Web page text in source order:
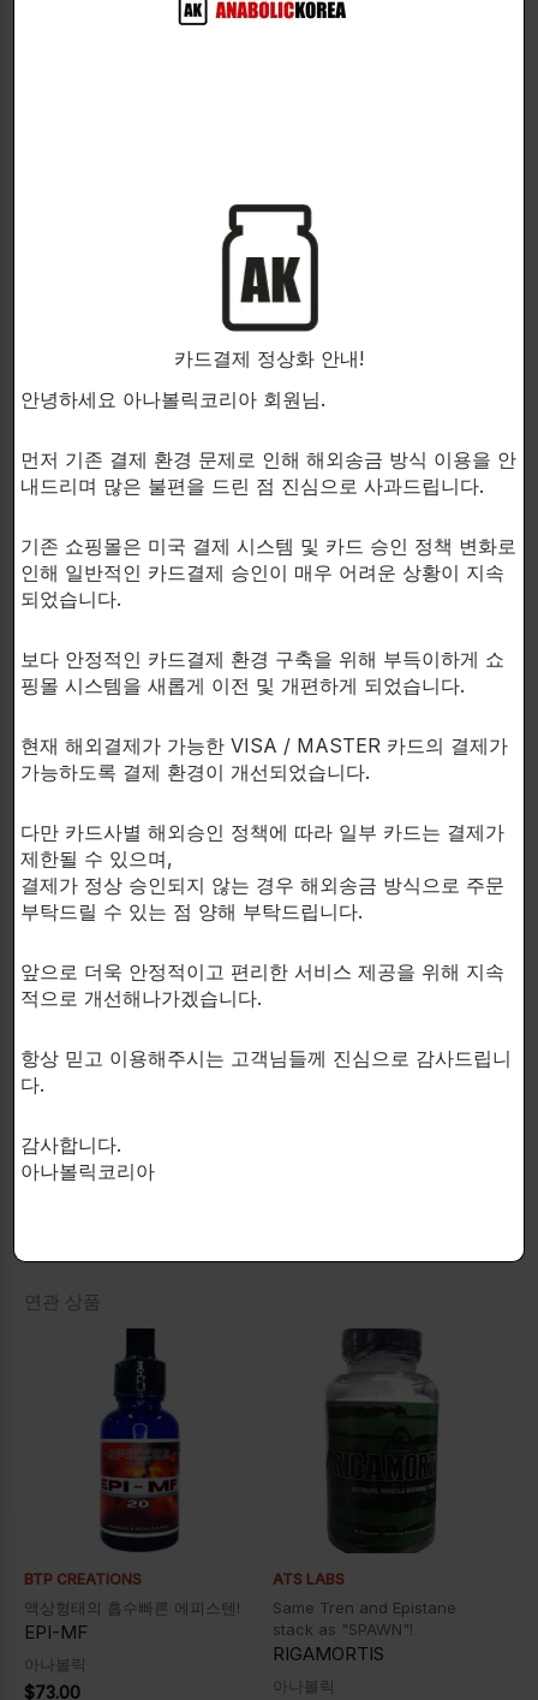
TB500의 각 캡슐에는 각각 자연적으로 발생하는 Ac-
SDkP와 Ac-LKKTETQ가 혼합되어 있습니다.
근육 성장과 회복을 촉진하는 반면 Ac-SDP는 조직 재
TB500은 최고 품질의 의약품 등급 성분만을 사용하여
제조되며, 순수성과 효능을 보장하기 위해 FDA 등록 시
TB500의 잠재적인 이점을 완전히 이해하기 위해서는
더 많은 연구가 필요하지만, 조직 재생, 면역 기능, 심혈
수 있습니다.
이 강력한 혼합물의 잠재적 이점을 살펴보십시오. 지금
바로 주문하시고 이 제품이 무엇을 도와드릴 수 있는지
복용 방법:
연관 상품
BTP CREATIONS
액상형태의 흡수빠른 에피스텐!
EPI-MF
아나볼릭
$73.00
ATS LABS
Same Tren and Epistane
stack as "SPAWN"!
RIGAMORTIS
아나볼릭
카드결제 정상화 안내!
안녕하세요 아나볼릭코리아 회원님.
먼저 기존 결제 환경 문제로 인해 해외송금 방식 이용을 안
내드리며 많은 불편을 드린 점 진심으로 사과드립니다.
기존 쇼핑몰은 미국 결제 시스템 및 카드 승인 정책 변화로
인해 일반적인 카드결제 승인이 매우 어려운 상황이 지속
되었습니다.
보다 안정적인 카드결제 환경 구축을 위해 부득이하게 쇼
핑몰 시스템을 새롭게 이전 및 개편하게 되었습니다.
현재 해외결제가 가능한 VISA / MASTER 카드의 결제가
가능하도록 결제 환경이 개선되었습니다.
다만 카드사별 해외승인 정책에 따라 일부 카드는 결제가
제한될 수 있으며,
결제가 정상 승인되지 않는 경우 해외송금 방식으로 주문
부탁드릴 수 있는 점 양해 부탁드립니다.
앞으로 더욱 안정적이고 편리한 서비스 제공을 위해 지속
적으로 개선해나가겠습니다.
항상 믿고 이용해주시는 고객님들께 진심으로 감사드립니
다.
감사합니다.
아나볼릭코리아